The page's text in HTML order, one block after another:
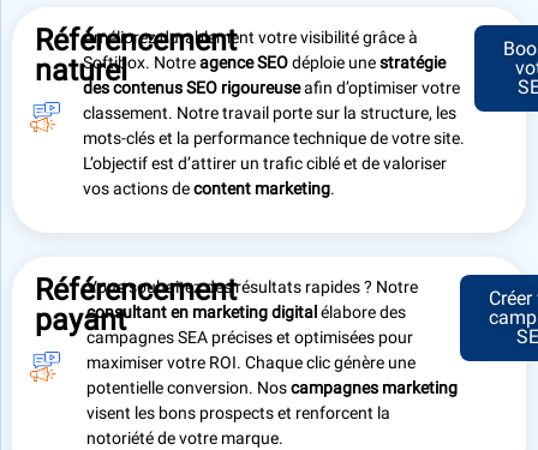
Référencement
naturel
Améliorez durablement votre visibilité grâce à
Softibox. Notreagence SEOdéploie unestratégie
des contenusSEO rigoureuseafin d’optimiser votre
classement. Notre travail porte sur la structure, les
mots-clés et la performance technique de votre site.
L’objectif est d’attirer un trafic ciblé et de valoriser
vos actions decontent marketing.
Référencement
payant
Vous souhaitez des résultats rapides ? Notre
consultant en marketing digital élabore des
campagnes SEA précises et optimisées pour
maximiser votre ROI. Chaque clic génère une
potentielle conversion. Noscampagnes marketing
visent les bons prospects et renforcent la
notoriété de votre marque.